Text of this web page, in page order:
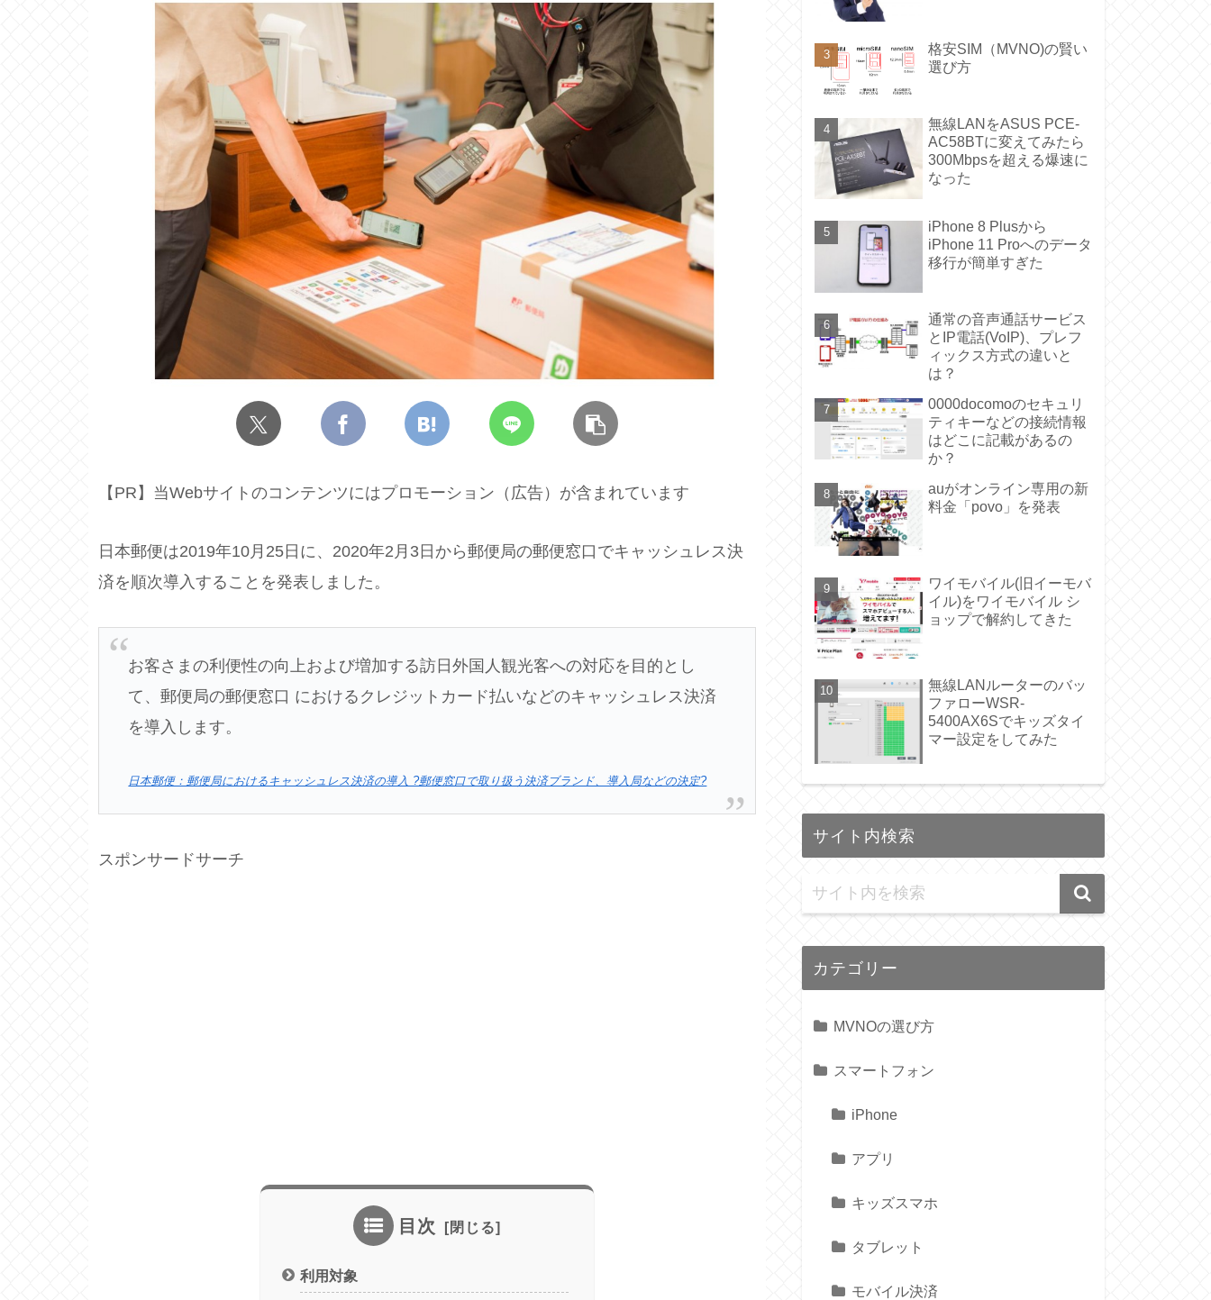
【PR】当Webサイトのコンテンツにはプロモーション（広告）が含まれています
日本郵便は2019年10月25日に、2020年2月3日から郵便局の郵便窓口でキャッシュレス決
済を順次導入することを発表しました。
お客さまの利便性の向上および増加する訪日外国人観光客への対応を目的とし
て、郵便局の郵便窓口 におけるクレジットカード払いなどのキャッシュレス決済
を導入します。
日本郵便：郵便局におけるキャッシュレス決済の導入 ?郵便窓口で取り扱う決済ブランド、導入局などの決定?
スポンサードサーチ
目次
利用対象
格安SIM（MVNO)の賢い
選び方
無線LANをASUS PCE-
AC58BTに変えてみたら
300Mbpsを超える爆速に
なった
iPhone 8 Plusから
iPhone 11 Proへのデータ
移行が簡単すぎた
通常の音声通話サービス
とIP電話(VoIP)、プレフ
ィックス方式の違いと
は？
0000docomoのセキュリ
ティキーなどの接続情報
はどこに記載があるの
か？
auがオンライン専用の新
料金「povo」を発表
ワイモバイル(旧イーモバ
イル)をワイモバイル シ
ョップで解約してきた
無線LANルーターのバッ
ファローWSR-
5400AX6Sでキッズタイ
マー設定をしてみた
サイト内検索
カテゴリー
MVNOの選び方
スマートフォン
iPhone
アプリ
キッズスマホ
タブレット
モバイル決済